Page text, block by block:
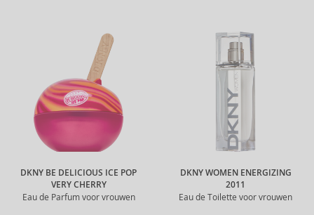
DKNY BE DELICIOUS ICE POP
VERY CHERRY
Eau de Parfum voor vrouwen
DKNY WOMEN ENERGIZING
2011
Eau de Toilette voor vrouwen